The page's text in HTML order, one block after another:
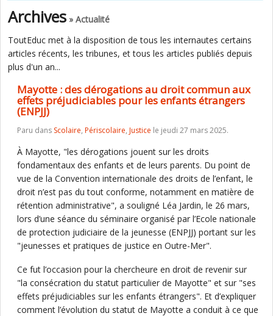
Archives » Actualité
ToutEduc met à la disposition de tous les internautes certains
articles récents, les tribunes, et tous les articles publiés depuis
plus d'un an...
Mayotte : des dérogations au droit commun aux
effets préjudiciables pour les enfants étrangers
(ENPJJ)
Paru dans Scolaire, Périscolaire, Justice le jeudi 27 mars 2025.
À Mayotte, "les dérogations jouent sur les droits
fondamentaux des enfants et de leurs parents. Du point de
vue de la Convention internationale des droits de l’enfant, le
droit n’est pas du tout conforme, notamment en matière de
rétention administrative", a souligné Léa Jardin, le 26 mars,
lors d’une séance du séminaire organisé par l’Ecole nationale
de protection judiciaire de la jeunesse (ENPJJ) portant sur les
"jeunesses et pratiques de justice en Outre-Mer".
Ce fut l’occasion pour la chercheure en droit de revenir sur
"la consécration du statut particulier de Mayotte" et sur "ses
effets préjudiciables sur les enfants étrangers". Et d’expliquer
comment l’évolution du statut de Mayotte a conduit à ce que